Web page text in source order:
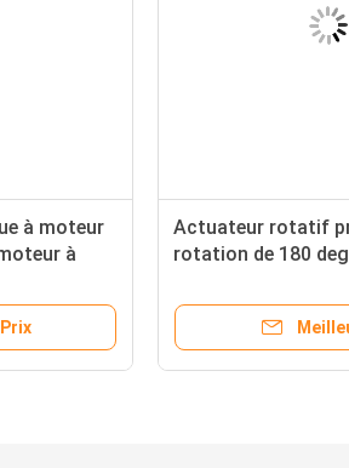
à moteur
à
Actuateur rotatif
rotation de 180